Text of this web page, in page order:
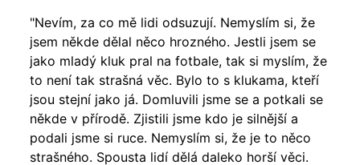
"Nevím, za co mě lidi odsuzují. Nemyslím si, že
jsem někde dělal něco hrozného. Jestli jsem se
jako mladý kluk pral na fotbale, tak si myslím, že
to není tak strašná věc. Bylo to s klukama, kteří
jsou stejní jako já. Domluvili jsme se a potkali se
někde v přírodě. Zjistili jsme kdo je silnější a
podali jsme si ruce. Nemyslím si, že je to něco
strašného. Spousta lidí dělá daleko horší věci.